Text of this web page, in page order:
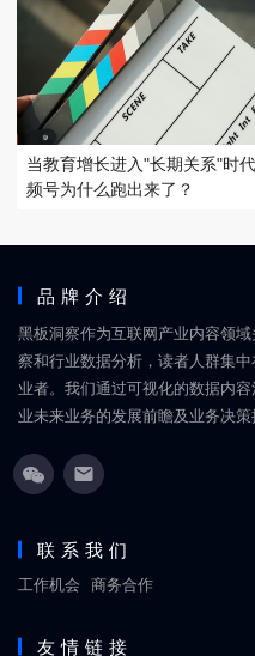
当教育增长进入"长期关系"时
频号为什么跑出来了？
品牌介绍
黑板洞察作为互联网产业内容领
察和行业数据分析，读者人群集
业者。我们通过可视化的数据内
业未来业务的发展前瞻及业务决策
联系我们
工作机会 商务合作
友情链接